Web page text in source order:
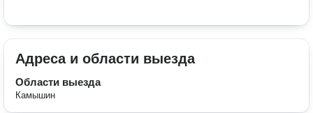
Адреса и области выезда
Области выезда
Камышин